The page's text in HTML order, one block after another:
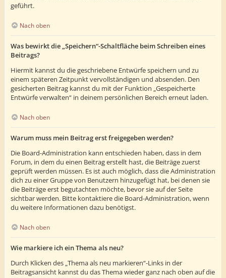
geführt.
Nach oben
Was bewirkt die „Speichern“-Schaltfläche beim Schreiben eines
Beitrags?
Hiermit kannst du die geschriebene Entwürfe speichern und zu
einem späteren Zeitpunkt vervollständigen und absenden. Den
gesicherten Beitrag kannst du mit der Funktion „Gespeicherte
Entwürfe verwalten“ in deinem persönlichen Bereich erneut laden.
Nach oben
Warum muss mein Beitrag erst freigegeben werden?
Die Board-Administration kann entschieden haben, dass in dem
Forum, in dem du einen Beitrag erstellt hast, die Beiträge zuerst
geprüft werden müssen. Es ist auch möglich, dass die Administration
dich zu einer Gruppe von Benutzern hinzugefügt hat, bei denen sie
die Beiträge erst begutachten möchte, bevor sie auf der Seite
sichtbar werden. Bitte kontaktiere die Board-Administration, wenn
du weitere Informationen dazu benötigst.
Nach oben
Wie markiere ich ein Thema als neu?
Durch Klicken des „Thema als neu markieren“-Links in der
Beitragsansicht kannst du das Thema wieder ganz nach oben auf die